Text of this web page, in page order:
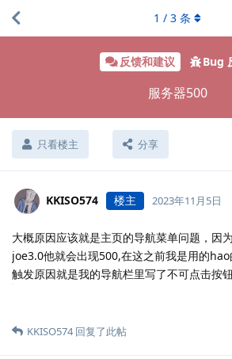
反馈和建议 Bug
服务器500
只看楼主 分享
1 / 3 条
KKISO574 楼主 2023年11月5日
大概原因应该就是主页的导航菜单问题，因
joe3.0他就会出现500,在这之前我是用的hao
触发原因就是我的导航栏里写了不可点击按
KKISO574回复了此帖